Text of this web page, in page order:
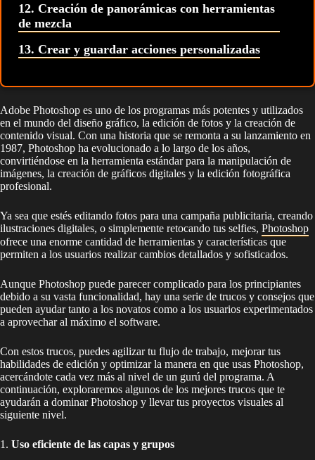
12. Creación de panorámicas con herramientas
de mezcla
13. Crear y guardar acciones personalizadas
Adobe Photoshop es uno de los programas más potentes y utilizados
en el mundo del diseño gráfico, la edición de fotos y la creación de
contenido visual. Con una historia que se remonta a su lanzamiento en
1987, Photoshop ha evolucionado a lo largo de los años,
convirtiéndose en la herramienta estándar para la manipulación de
imágenes, la creación de gráficos digitales y la edición fotográfica
profesional.
Ya sea que estés editando fotos para una campaña publicitaria, creando
ilustraciones digitales, o simplemente retocando tus selfies, Photoshop
ofrece una enorme cantidad de herramientas y características que
permiten a los usuarios realizar cambios detallados y sofisticados.
Aunque Photoshop puede parecer complicado para los principiantes
debido a su vasta funcionalidad, hay una serie de trucos y consejos que
pueden ayudar tanto a los novatos como a los usuarios experimentados
a aprovechar al máximo el software.
Con estos trucos, puedes agilizar tu flujo de trabajo, mejorar tus
habilidades de edición y optimizar la manera en que usas Photoshop,
acercándote cada vez más al nivel de un gurú del programa. A
continuación, exploraremos algunos de los mejores trucos que te
ayudarán a dominar Photoshop y llevar tus proyectos visuales al
siguiente nivel.
1. Uso eficiente de las capas y grupos